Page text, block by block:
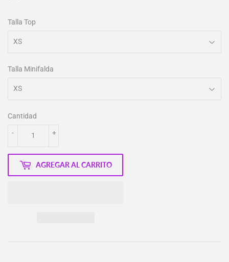
Talla Top
Talla Minifalda
Cantidad
+
-
AGREGAR AL CARRITO